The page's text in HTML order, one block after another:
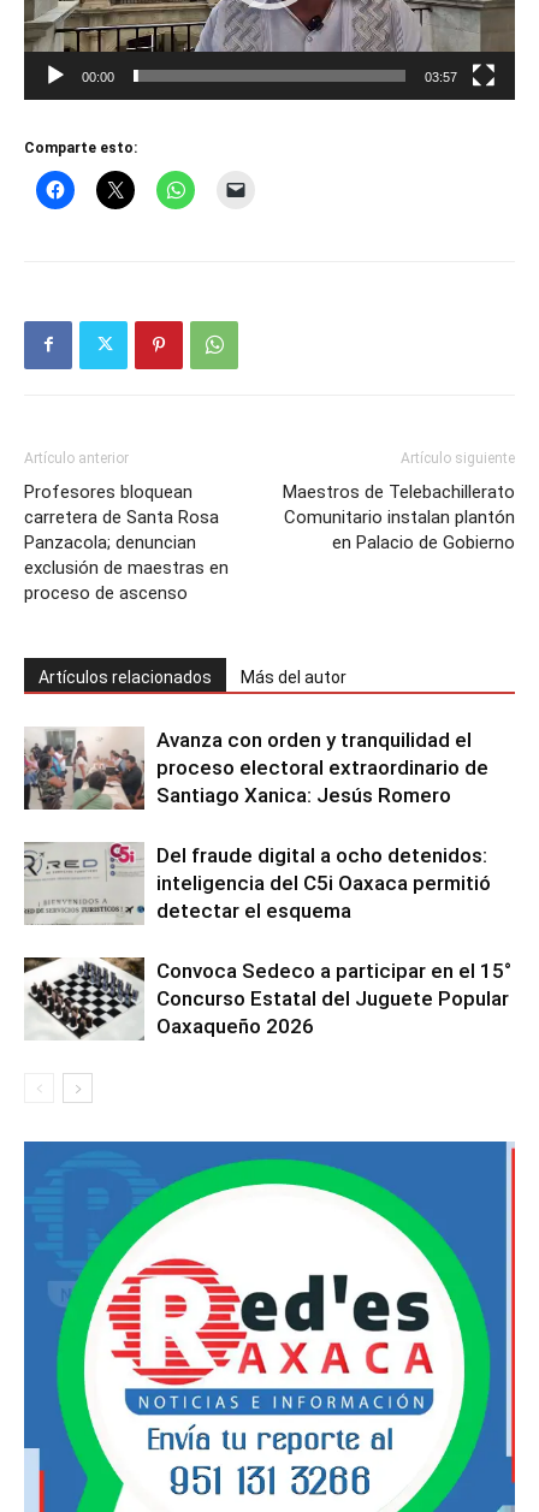
00:00 03:57
Comparte esto:
Artículo anterior
Profesores bloquean
carretera de Santa Rosa
Panzacola; denuncian
exclusión de maestras en
proceso de ascenso
Artículo siguiente
Maestros de Telebachillerato
Comunitario instalan plantón
en Palacio de Gobierno
Artículos relacionados Más del autor
Avanza con orden y tranquilidad el
proceso electoral extraordinario de
Santiago Xanica: Jesús Romero
Del fraude digital a ocho detenidos:
inteligencia del C5i Oaxaca permitió
detectar el esquema
Convoca Sedeco a participar en el 15°
Concurso Estatal del Juguete Popular
Oaxaqueño 2026